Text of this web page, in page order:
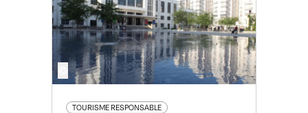
TOURISME RESPONSABLE